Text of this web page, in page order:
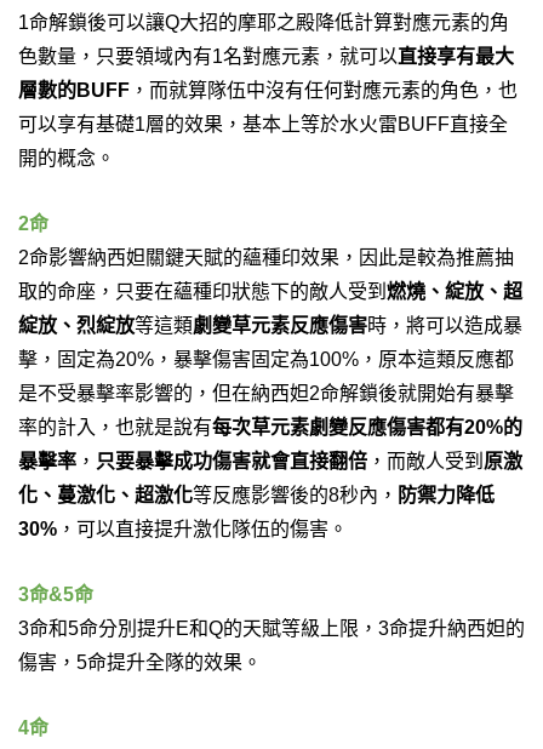
1命解鎖後可以讓Q大招的摩耶之殿降低計算對應元素的角
色數量，只要領域內有1名對應元素，就可以直接享有最大
層數的BUFF ， 而就算隊伍中沒有任何對應元素的角色，也
可以享有基礎1層的效果，基本上等於水火雷BUFF直接全
開的概念。
2命
2命影響納西妲關鍵天賦的蘊種印效果，因此是較為推薦抽
取的命座，只要在蘊種印狀態下的敵人受到 燃燒、綻放、超
綻放、烈綻放等這類劇變草元素反應傷害時，將可以造成暴
擊，固定為20%，暴擊傷害固定為100%，原本這類反應都
是不受暴擊率影響的，但在納西妲2命解鎖後就開始有暴擊
率的計入，也就是說有每次草元素劇變反應傷害都有20%的
暴擊率 ， 只要暴擊成功傷害就會直接翻倍 ，而敵人受到 原激
化、蔓激化、超激化等反應影響後的8秒內， 防禦力降低
30% ，可以直接提升激化隊伍的傷害。
3命&5命
3命和5命分別提升E和Q的天賦等級上限，3命提升納西妲的
傷害，5命提升全隊的效果。
4命